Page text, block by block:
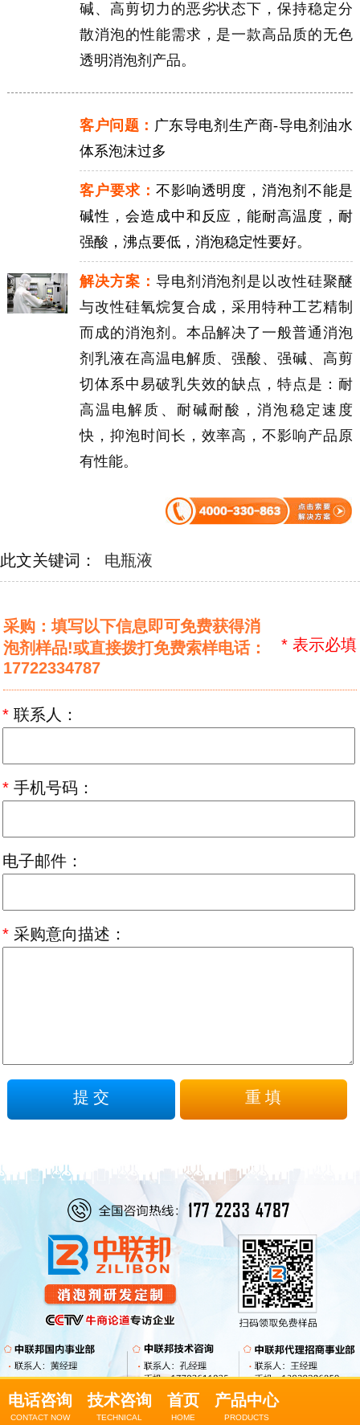
碱、高剪切力的恶劣状态下，保持稳定分
散消泡的性能需求，是一款高品质的无色
透明消泡剂产品。
客户问题： 广东导电剂生产商-导电剂油水
体系泡沫过多
客户要求： 不影响透明度，消泡剂不能是
碱性，会造成中和反应，能耐高温度，耐
强酸，沸点要低，消泡稳定性要好。
解决方案： 导电剂消泡剂是以改性硅聚醚
与改性硅氧烷复合成，采用特种工艺精制
而成的消泡剂。本品解决了一般普通消泡
剂乳液在高温电解质、强酸、强碱、高剪
切体系中易破乳失效的缺点，特点是：耐
高温电解质、耐碱耐酸，消泡稳定速度
快，抑泡时间长，效率高，不影响产品原
有性能。
此文关键词： 电瓶液
* 表示必填
采购：填写以下信息即可免费获得消
泡剂样品!或直接拨打免费索样电话：
17722334787
* 联系人：
* 手机号码：
电子邮件：
* 采购意向描述：
电话咨询
CONTACT NOW
技术咨询
TECHNICAL
首页
HOME
产品中心
PRODUCTS